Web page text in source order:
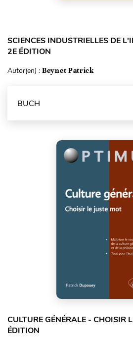
SCIENCES INDUSTRIELLES DE
2E ÉDITION
Autor(en) : Beynet Patrick
BUCH
CULTURE GÉNÉRALE - CHOISIR
ÉDITION